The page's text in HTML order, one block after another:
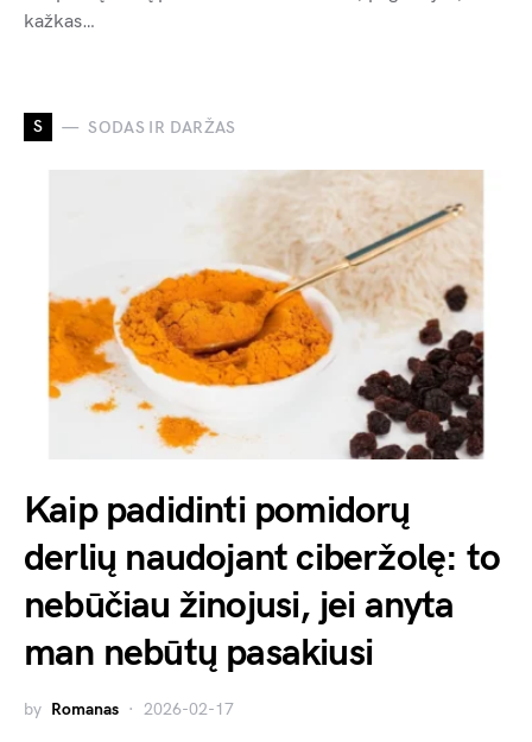
kažkas…
S SODAS IR DARŽAS
Kaip padidinti pomidorų
derlių naudojant ciberžolę: to
nebūčiau žinojusi, jei anyta
man nebūtų pasakiusi
by Romanas 2026-02-17